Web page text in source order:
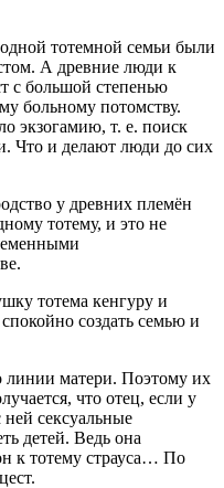
тотемной семьи были
А древние люди к
с большой степенью
больному потомству.
экзогамию, т. е. поиск
Что и делают люди до сих
у древних племён
тотему, и это не
тотема кенгуру и
создать семью и
линии матери. Поэтому их
что отец, если у
сексуальные
детей. Ведь она
к тотему страуса… По